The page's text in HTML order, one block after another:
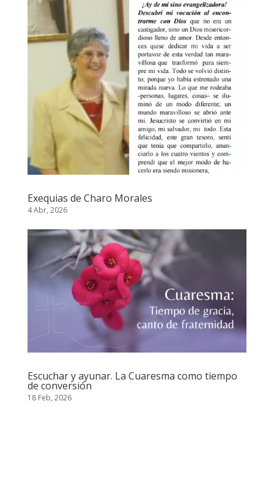
Exequias de Charo Morales
4 Abr, 2026
Escuchar y ayunar. La Cuaresma como tiempo
de conversión
18 Feb, 2026